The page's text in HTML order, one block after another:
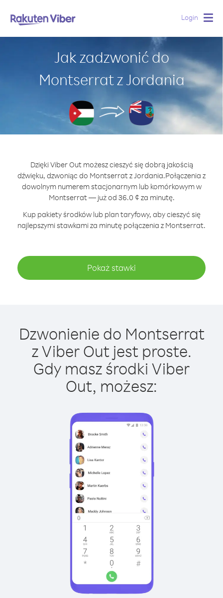
Login
Jak zadzwonić do
Montserrat z Jordania
Dzięki Viber Out możesz cieszyć się dobrą jakością
dźwięku, dzwoniąc do Montserrat z Jordania.Połączenia z
dowolnym numerem stacjonarnym lub komórkowym w
Montserrat — już od 36.0 ¢ za minutę.
Kup pakiety środków lub plan taryfowy, aby cieszyć się
najlepszymi stawkami za minutę połączenia z Montserrat.
Pokaż stawki
Dzwonienie do Montserrat
z Viber Out jest proste.
Gdy masz środki Viber
Out, możesz: